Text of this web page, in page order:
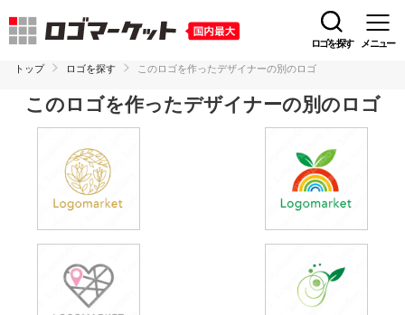
ロゴを探す メニュー
トップ ロゴを探す このロゴを作ったデザイナーの別のロゴ
このロゴを作ったデザイナーの別のロゴ